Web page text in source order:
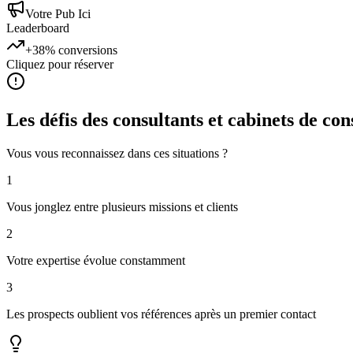
Votre Pub Ici
Leaderboard
+38% conversions
Cliquez pour réserver
Les défis des consultants et cabinets de
Vous vous reconnaissez dans ces situations ?
1
Vous jonglez entre plusieurs missions et clients
2
Votre expertise évolue constamment
3
Les prospects oublient vos références après un premier contact